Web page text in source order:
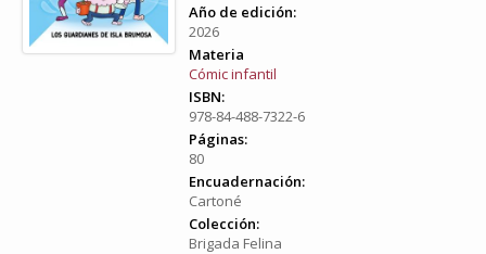
Año de edición:
2026
Materia
Cómic infantil
ISBN:
978-84-488-7322-6
Páginas:
80
Encuadernación:
Cartoné
Colección:
Brigada Felina